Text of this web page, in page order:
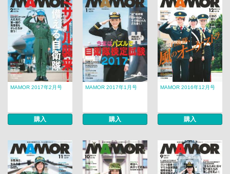
MAMOR 2017年2月号
購入
MAMOR 2017年1月号
購入
MAMOR 2016年12月号
購入